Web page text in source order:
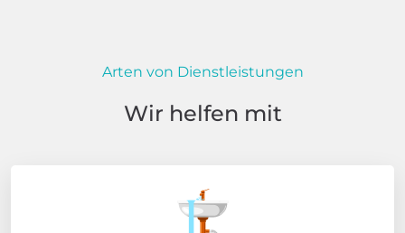
Arten von Dienstleistungen
Wir helfen mit